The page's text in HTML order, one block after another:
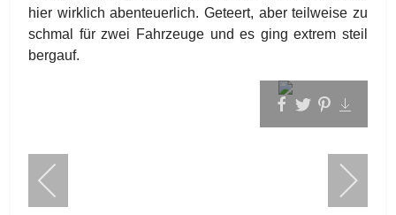
hier wirklich abenteuerlich. Geteert, aber teilweise zu
schmal für zwei Fahrzeuge und es ging extrem steil
bergauf.